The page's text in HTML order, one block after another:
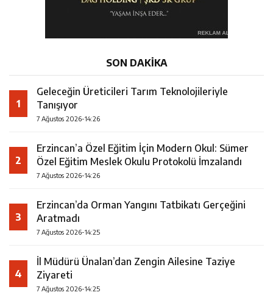
SON DAKİKA
1
Geleceğin Üreticileri Tarım Teknolojileriyle
Tanışıyor
7 Ağustos 2026-14:26
2
Erzincan’a Özel Eğitim İçin Modern Okul: Sümer
Özel Eğitim Meslek Okulu Protokolü İmzalandı
7 Ağustos 2026-14:26
3
Erzincan’da Orman Yangını Tatbikatı Gerçeğini
Aratmadı
7 Ağustos 2026-14:25
4
İl Müdürü Ünalan’dan Zengin Ailesine Taziye
Ziyareti
7 Ağustos 2026-14:25